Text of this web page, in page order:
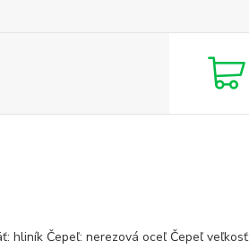
hliník Čepeľ: nerezová oceľ Čepeľ